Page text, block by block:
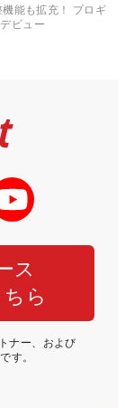
能も拡充！ プロギ
ビュー
ス
ら
ナー、および
す。